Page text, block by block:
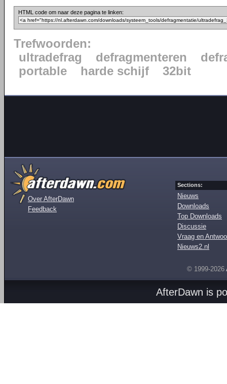
HTML code om naar deze pagina te linken:
Trefwoorden:
ultradefrag
defragmenteren
portable
harde schijf 32bit
Over AfterDawn
Feedback
Sections:
Nieuws
Downloads
Top Downloads
Discussie
Vraag en
Nieuws2.nl
© 1999-2026
AfterDawn is